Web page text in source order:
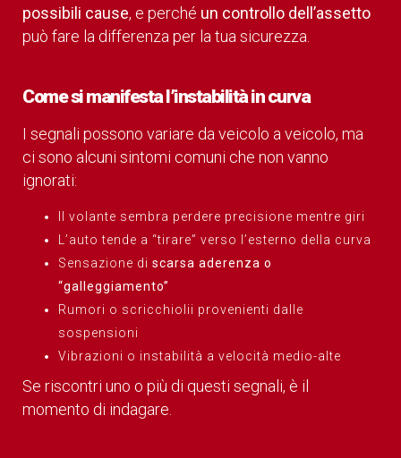
possibili cause, e perché un controllo dell’assetto
può fare la differenza per la tua sicurezza.
Come si manifesta l’instabilità in curva
I segnali possono variare da veicolo a veicolo, ma
ci sono alcuni sintomi comuni che non vanno
ignorati:
Il volante sembra perdere precisione mentre giri
L’auto tende a “tirare” verso l’esterno della curva
Sensazione di scarsa aderenza o
“galleggiamento”
Rumori o scricchiolii provenienti dalle
sospensioni
Vibrazioni o instabilità a velocità medio-alte
Se riscontri uno o più di questi segnali, è il
momento di indagare.